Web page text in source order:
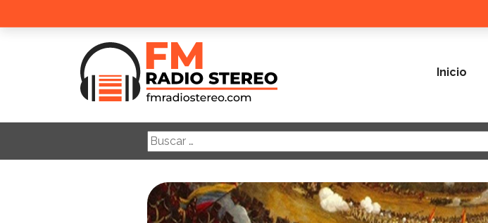
Inicio
Buscar: